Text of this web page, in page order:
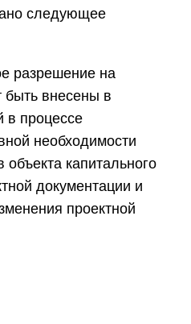
следующее
разрешение на
быть внесены в
в процессе
необходимости
капитального
документации и
проектной